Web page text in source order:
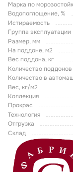
Марка по
Водопоглощение, %
Истираемость
Группа эксплуатации
Размер, мм
На поддоне, м2
Вес поддона, кг
Количество
Количество в
Вес, кг/м2
Коллекция
Прокрас
Технология
Отгрузка
Склад